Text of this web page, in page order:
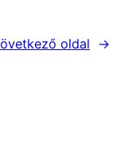
oldal →